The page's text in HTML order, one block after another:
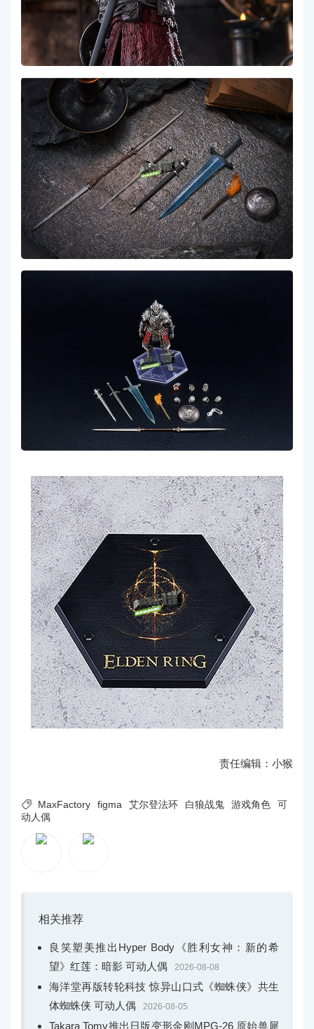
责任编辑：小猴
 MaxFactory figma 艾尔登法环 白狼战鬼 游戏角色
可
动人偶
相关推荐
良笑塑美推出Hyper Body《胜利女神：新的希
望》红莲：暗影 可动人偶
2026-08-08
海洋堂再版转轮科技 惊异山口式《蜘蛛侠》共生
体蜘蛛侠 可动人偶
2026-08-05
Takara Tomy推出日版变形金刚MPG-26 原始兽犀